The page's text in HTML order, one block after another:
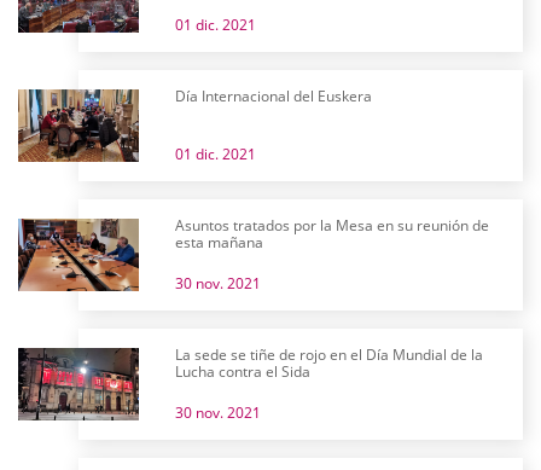
01 dic. 2021
Día Internacional del Euskera
01 dic. 2021
Asuntos tratados por la Mesa en su reunión de
esta mañana
30 nov. 2021
La sede se tiñe de rojo en el Día Mundial de la
Lucha contra el Sida
30 nov. 2021